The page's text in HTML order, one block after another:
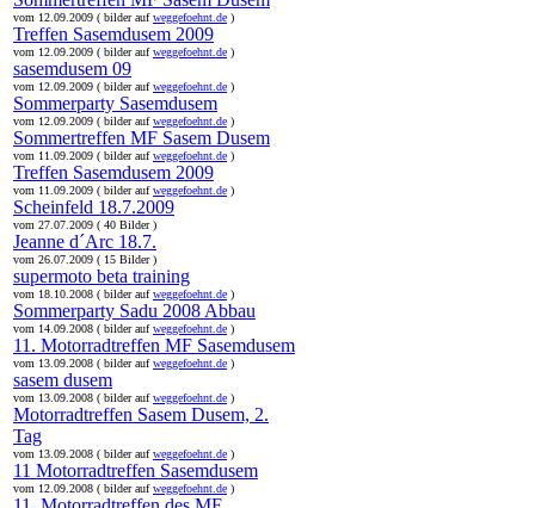
vom 12.09.2009 ( bilder aufweggefoehnt.de )
Treffen Sasemdusem 2009
vom 12.09.2009 ( bilder aufweggefoehnt.de )
sasemdusem 09
vom 12.09.2009 ( bilder aufweggefoehnt.de )
Sommerparty Sasemdusem
vom 12.09.2009 ( bilder aufweggefoehnt.de )
Sommertreffen MF Sasem Dusem
vom 11.09.2009 ( bilder aufweggefoehnt.de )
Treffen Sasemdusem 2009
vom 11.09.2009 ( bilder aufweggefoehnt.de )
Scheinfeld 18.7.2009
vom 27.07.2009 ( 40 Bilder )
Jeanne d´Arc 18.7.
vom 26.07.2009 ( 15 Bilder )
supermoto beta training
vom 18.10.2008 ( bilder aufweggefoehnt.de )
Sommerparty Sadu 2008 Abbau
vom 14.09.2008 ( bilder aufweggefoehnt.de )
11. Motorradtreffen MF Sasemdusem
vom 13.09.2008 ( bilder aufweggefoehnt.de )
sasem dusem
vom 13.09.2008 ( bilder aufweggefoehnt.de )
Motorradtreffen Sasem Dusem, 2.
Tag
vom 13.09.2008 ( bilder aufweggefoehnt.de )
11 Motorradtreffen Sasemdusem
vom 12.09.2008 ( bilder aufweggefoehnt.de )